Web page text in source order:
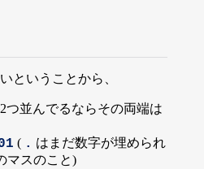
ということから、
つ並んでるならその両端は
( . はまだ数字が埋められ
マスのこと)